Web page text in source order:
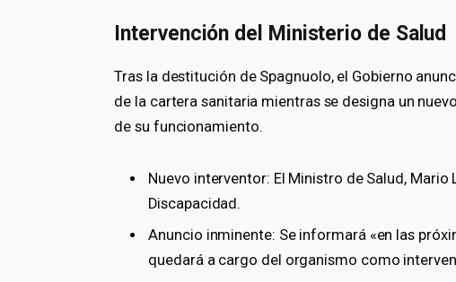
Intervención del Ministerio de Salud
Tras la destitución de Spagnuolo, el Gobierno
de la cartera sanitaria mientras se designa un
de su funcionamiento.
Nuevo interventor: El Ministro de Salud,
Discapacidad.
Anuncio inminente: Se informará «en las
quedará a cargo del organismo como